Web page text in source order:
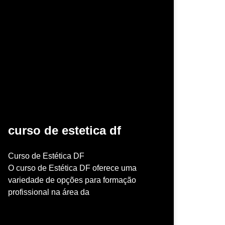
curso de estetica df
Curso de Estética DF
O curso de Estética DF oferece uma
variedade de opções para formação
profissional na área da